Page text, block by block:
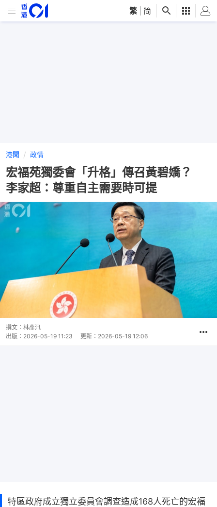
繁 简
港聞 政情
宏福苑獨委會「升格」傳召黃碧嬌？
李家超：尊重自主需要時可提
撰文： 林彥汛
出版： 2026-05-19 11:23 更新： 2026-05-19 12:06
特區政府成立獨立委員會調查造成168人死亡的宏褔